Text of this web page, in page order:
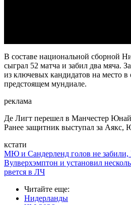
В составе национальной сборной
сыграл 52 матча и забил два мяча.
из ключевых кандидатов на место
предстоящем мундиале.
реклама
Де Лигт перешел в Манчестер
Ранее защитник выступал за Аякс,
кстати
МЮ и Сандерленд голов не забили,
Вулверхэмптон и установил
рвется в ЛЧ
Читайте еще:
Нидерланды